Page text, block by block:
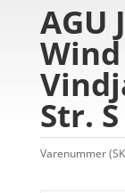
AGU
Str. S
Varenummer